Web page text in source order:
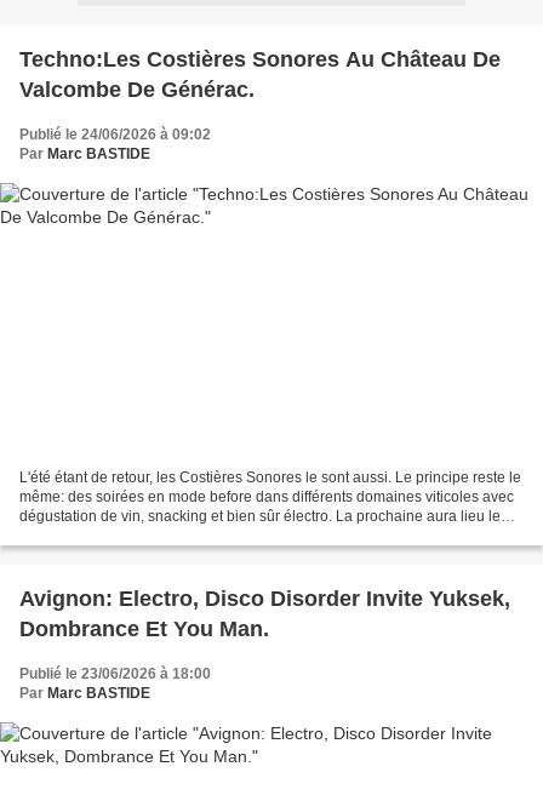
Techno:Les Costières Sonores Au Château De
Valcombe De Générac.
Publié le 24/06/2026 à 09:02
Par Marc BASTIDE
L'été étant de retour, les Costières Sonores le sont aussi. Le principe reste le
même: des soirées en mode before dans différents domaines viticoles avec
dégustation de vin, snacking et bien sûr électro. La prochaine aura lieu le
Avignon: Electro, Disco Disorder Invite Yuksek,
Dombrance Et You Man.
Publié le 23/06/2026 à 18:00
Par Marc BASTIDE